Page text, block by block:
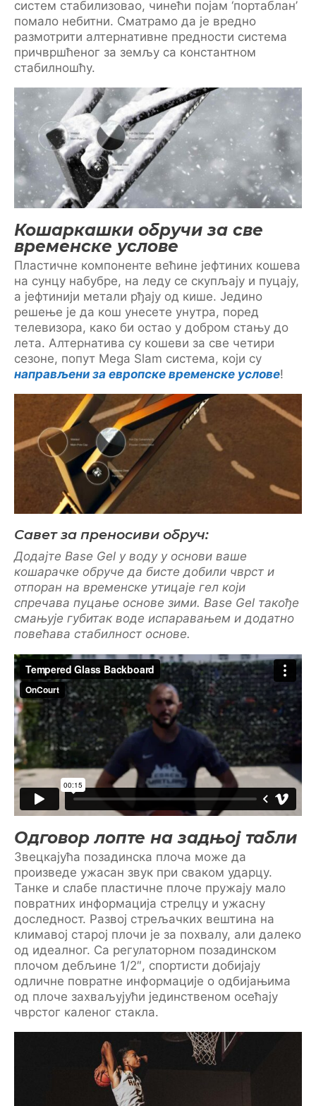
систем стабилизовао, чинећи појам ‘портаблан’
помало небитни. Сматрамо да је вредно
размотрити алтернативне предности система
причвршћеног за земљу са константном
стабилношћу.
Кошаркашки обручи за све
временске услове
Пластичне компоненте већине јефтиних кошева
на сунцу набубре, на леду се скупљају и пуцају,
а јефтинији метали рђају од кише. Једино
решење је да кош унесете унутра, поред
телевизора, како би остао у добром стању до
лета. Алтернатива су кошеви за све четири
сезоне, попут Mega Slam система, који су
направљени за европске временске услове!
Савет за преносиви обруч:
Додајте Base Gel у воду у основи ваше
кошарачке обруче да бисте добили чврст и
отпоран на временске утицаје гел који
спречава пуцање основе зими. Base Gel такође
смањује губитак воде испаравањем и додатно
повећава стабилност основе.
Одговор лопте на задњој табли
Звецкајућа позадинска плоча може да
произведе ужасан звук при сваком ударцу.
Танке и слабе пластичне плоче пружају мало
повратних информација стрелцу и ужасну
доследност. Развој стрељачких вештина на
климавој старој плочи је за похвалу, али далеко
од идеалног. Са регулаторном позадинском
плочом дебљине 1/2″, спортисти добијају
одличне повратне информације о одбијањима
од плоче захваљујући јединственом осећају
чврстог каленог стакла.